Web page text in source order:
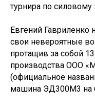
турнира по силовому
Евгений Гавриленко
свои невероятные
протащив за собой
производства ООО
(официальное
машина ЭД300М3 на